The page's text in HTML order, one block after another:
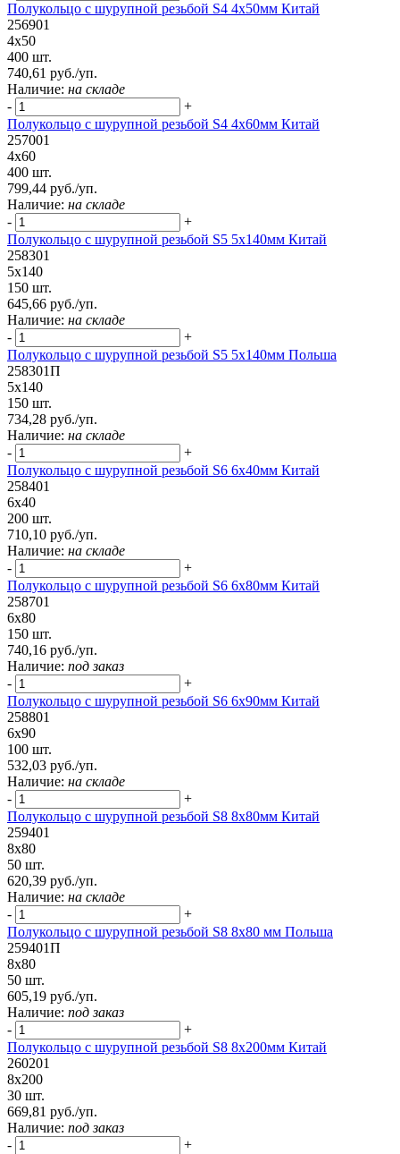
Полукольцо с шурупной резьбой S4 4х50мм Китай
256901
4х50
400 шт.
740,61 руб./уп.
Наличие: на складе
-
+
Полукольцо с шурупной резьбой S4 4х60мм Китай
257001
4х60
400 шт.
799,44 руб./уп.
Наличие: на складе
-
+
Полукольцо с шурупной резьбой S5 5х140мм Китай
258301
5х140
150 шт.
645,66 руб./уп.
Наличие: на складе
-
+
Полукольцо с шурупной резьбой S5 5х140мм Польша
258301П
5х140
150 шт.
734,28 руб./уп.
Наличие: на складе
-
+
Полукольцо с шурупной резьбой S6 6х40мм Китай
258401
6х40
200 шт.
710,10 руб./уп.
Наличие: на складе
-
+
Полукольцо с шурупной резьбой S6 6х80мм Китай
258701
6х80
150 шт.
740,16 руб./уп.
Наличие: под заказ
-
+
Полукольцо с шурупной резьбой S6 6х90мм Китай
258801
6х90
100 шт.
532,03 руб./уп.
Наличие: на складе
-
+
Полукольцо с шурупной резьбой S8 8х80мм Китай
259401
8х80
50 шт.
620,39 руб./уп.
Наличие: на складе
-
+
Полукольцо с шурупной резьбой S8 8х80 мм Польша
259401П
8х80
50 шт.
605,19 руб./уп.
Наличие: под заказ
-
+
Полукольцо с шурупной резьбой S8 8х200мм Китай
260201
8х200
30 шт.
669,81 руб./уп.
Наличие: под заказ
-
+